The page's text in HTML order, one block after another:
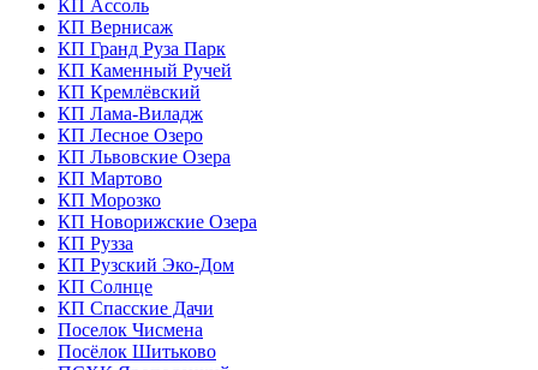
КП Ассоль
КП Вернисаж
КП Гранд Руза Парк
КП Каменный Ручей
КП Кремлёвский
КП Лама-Виладж
КП Лесное Озеро
КП Львовские Озера
КП Мартово
КП Морозко
КП Новорижские Озера
КП Рузза
КП Рузский Эко-Дом
КП Солнце
КП Спасские Дачи
Поселок Чисмена
Посёлок Шитьково